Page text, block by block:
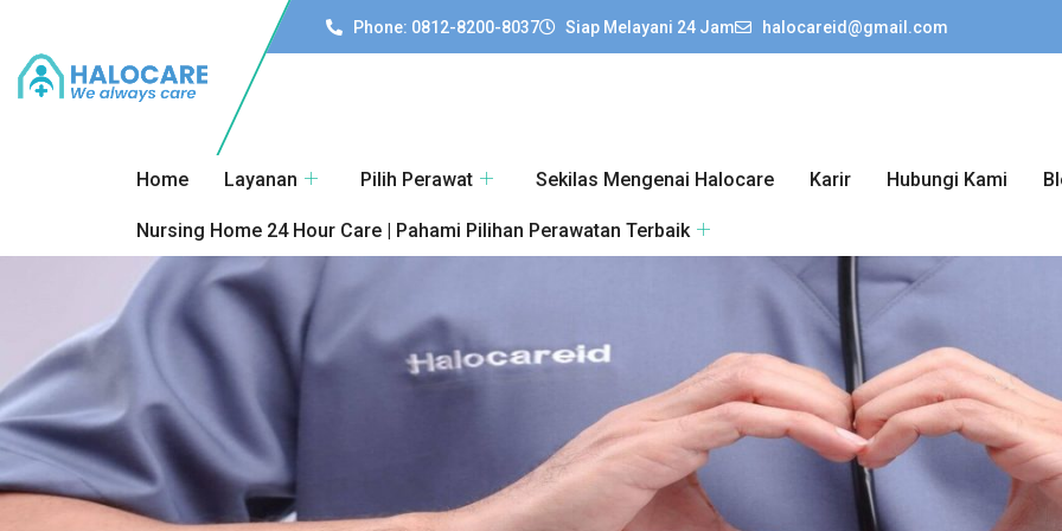
Phone: 0812-8200-8037 Siap Melayani 24 Jam halocareid@gmail.com
Home Layanan Pilih Perawat Sekilas Mengenai Halocare Karir Hubungi Kami
Nursing Home 24 Hour Care | Pahami Pilihan Perawatan Terbaik